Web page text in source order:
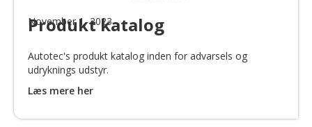
Produkt katalog
Autotec's produkt katalog inden for advarsels og
udryknings udstyr.
Læs mere her
November 1, 2023